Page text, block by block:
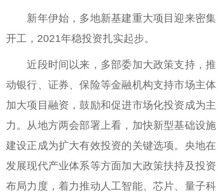
新年伊始，多地新基建重大项目迎来密集
开工，2021年稳投资扎实起步。
近段时间以来，多部委加大政策支持，推
动银行、证券、保险等金融机构支持市场主体
加大项目融资，鼓励和促进市场化投资成为主
力。从地方两会部署上看，加快新型基础设施
建设正成为扩大有效投资的关键选项。央地在
发展现代产业体系等方面加大政策扶持及投资
布局力度，着力推动人工智能、芯片、量子科